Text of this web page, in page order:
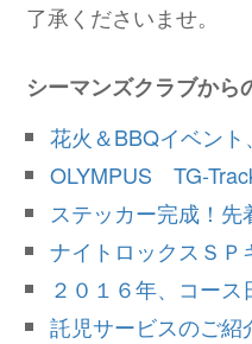
了承くださいませ。
シーマンズクラブから
花火＆BBQイベント
OLYMPUS TG-
ステッカー完成！先
ナイトロックスＳＰ
２０１６年、コー
託児サービスのご紹